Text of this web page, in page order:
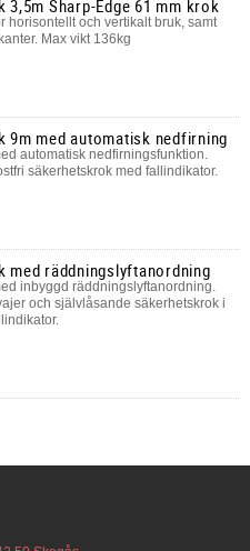
3,5m Sharp-Edge 61 mm krok
horisontellt och vertikalt bruk, samt
Max vikt 136kg
9m med automatisk nedfirning
automatisk nedfirningsfunktion.
säkerhetskrok med fallindikator.
med räddningslyftanordning
inbyggd räddningslyftanordning.
och självlåsande säkerhetskrok i